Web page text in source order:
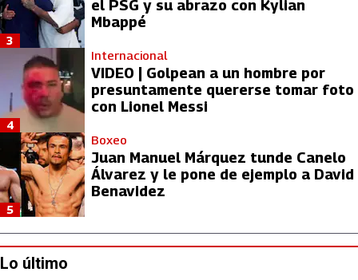
el PSG y su abrazo con Kylian
Mbappé
3
Internacional
VIDEO | Golpean a un hombre por
presuntamente quererse tomar foto
con Lionel Messi
4
Boxeo
Juan Manuel Márquez tunde Canelo
Álvarez y le pone de ejemplo a David
Benavidez
5
Lo último